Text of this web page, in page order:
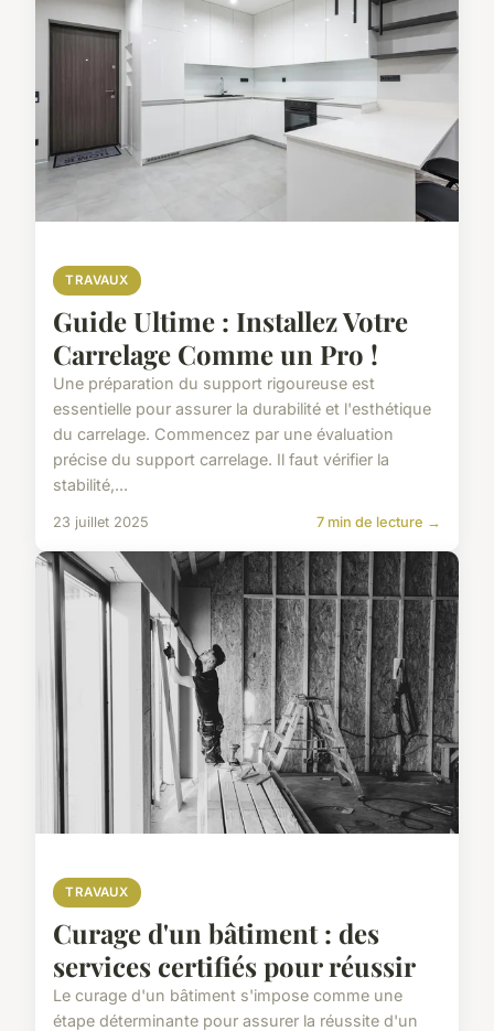
TRAVAUX
Guide Ultime : Installez Votre
Carrelage Comme un Pro !
Une préparation du support rigoureuse est
essentielle pour assurer la durabilité et l'esthétique
du carrelage. Commencez par une évaluation
précise du support carrelage. Il faut vérifier la
stabilité,...
23 juillet 2025 7 min de lecture →
TRAVAUX
Curage d'un bâtiment : des
services certifiés pour réussir
Le curage d'un bâtiment s'impose comme une
étape déterminante pour assurer la réussite d'un